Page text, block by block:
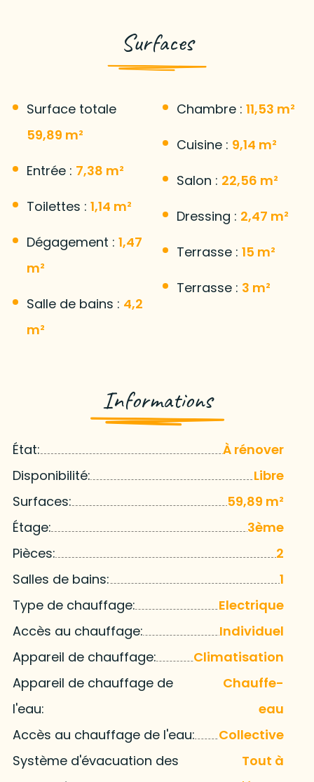
Surfaces
Surface totale
59,89 m²
Entrée : 7,38 m²
Toilettes : 1,14 m²
Dégagement : 1,47
m²
Salle de bains : 4,2
m²
Chambre : 11,53 m²
Cuisine : 9,14 m²
Salon : 22,56 m²
Dressing : 2,47 m²
Terrasse : 15 m²
Terrasse : 3 m²
Informations
État:
À rénover
Disponibilité:
Libre
Surfaces:
59,89 m²
Étage:
3ème
Pièces:
2
Salles de bains:
1
Type de chauffage:
Electrique
Accès au chauffage:
Individuel
Appareil de chauffage:
Climatisation
Appareil de chauffage de
l'eau:
Chauffe-
eau
Accès au chauffage de l'eau:
Collective
Système d'évacuation des
Tout à